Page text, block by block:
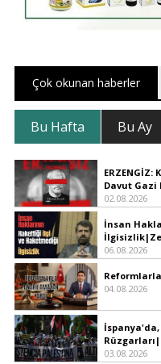
Çok okunan haberler
Bu Hafta Bu Ay
Davut Gazi
02.08.2026
İnsan
06.08.2026
04.08.2026
İspanya'da,
03.08.2026